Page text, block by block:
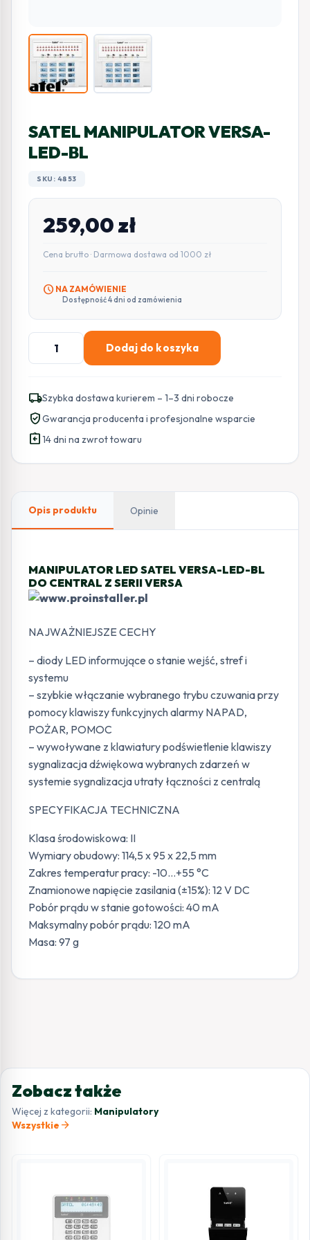
SATEL MANIPULATOR VERSA-
LED-BL
SKU: 4853
259,00zł
Cena brutto · Darmowa dostawa od 1000 zł
schedule NA ZAMÓWIENIE
Dostępność 4 dni od zamówienia
ilość
SATEL
LED-
BL
Dodaj do koszyka
local_shippingSzybka dostawa kurierem – 1–3 dni robocze
verified_userGwarancja producenta i profesjonalne wsparcie
assignment_return14 dni na zwrot towaru
Opis produktu Opinie
MANIPULATOR LED SATEL VERSA-LED-BL
DO CENTRAL Z SERII VERSA
NAJWAŻNIEJSZE CECHY
– diody LED informujące o stanie wejść, stref i
systemu
– szybkie włączanie wybranego trybu czuwania przy
pomocy klawiszy funkcyjnych alarmy NAPAD,
POŻAR, POMOC
– wywoływane z klawiatury podświetlenie klawiszy
sygnalizacja dźwiękowa wybranych zdarzeń w
systemie sygnalizacja utraty łączności z centralą
SPECYFIKACJA TECHNICZNA
Klasa środowiskowa: II
Wymiary obudowy: 114,5 x 95 x 22,5 mm
Zakres temperatur pracy: -10…+55 °C
Znamionowe napięcie zasilania (±15%): 12 V DC
Pobór prądu w stanie gotowości: 40 mA
Maksymalny pobór prądu: 120 mA
Masa: 97 g
Zobacz także
Więcej z kategorii: Manipulatory
Wszystkie arrow_forward